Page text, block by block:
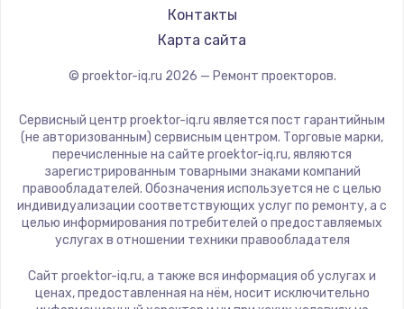
Panasonic
Hisense
Контакты
Карта сайта
© proektor-iq.ru 2026 — Ремонт проекторов.
Сервисный центр proektor-iq.ru является пост гарантийным
(не авторизованным) сервисным центром. Торговые марки,
перечисленные на сайте proektor-iq.ru, являются
зарегистрированным товарными знаками компаний
правообладателей. Обозначения используется не с целью
индивидуализации соответствующих услуг по ремонту, а с
целью информирования потребителей о предоставляемых
услугах в отношении техники правообладателя
Сайт proektor-iq.ru, а также вся информация об услугах и
ценах, предоставленная на нём, носит исключительно